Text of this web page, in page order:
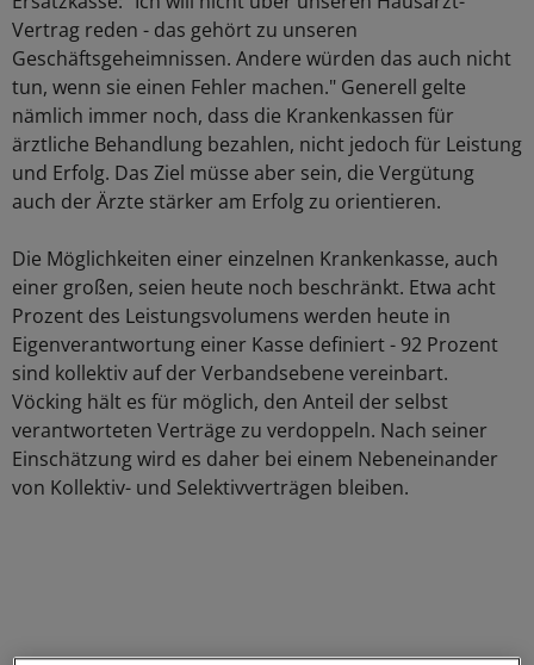
Vertrag reden - das gehört zu unseren
Geschäftsgeheimnissen. Andere würden das auch nicht
tun, wenn sie einen Fehler machen." Generell gelte
nämlich immer noch, dass die Krankenkassen für
ärztliche Behandlung bezahlen, nicht jedoch für Leistung
und Erfolg. Das Ziel müsse aber sein, die Vergütung
auch der Ärzte stärker am Erfolg zu orientieren.
Die Möglichkeiten einer einzelnen Krankenkasse, auch
einer großen, seien heute noch beschränkt. Etwa acht
Prozent des Leistungsvolumens werden heute in
Eigenverantwortung einer Kasse definiert - 92 Prozent
sind kollektiv auf der Verbandsebene vereinbart.
Vöcking hält es für möglich, den Anteil der selbst
verantworteten Verträge zu verdoppeln. Nach seiner
Einschätzung wird es daher bei einem Nebeneinander
von Kollektiv- und Selektivverträgen bleiben.